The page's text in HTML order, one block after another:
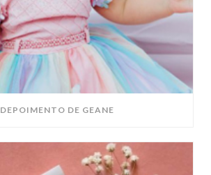
DEPOIMENTO DE GEANE